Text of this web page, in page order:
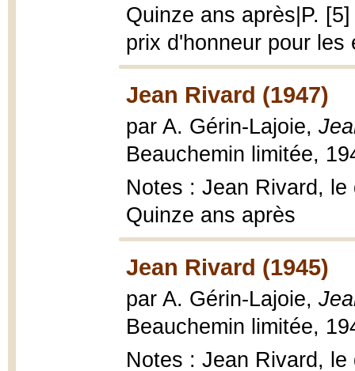
Quinze ans après|P.
prix d'honneur pour
Jean Rivard (1947)
par A. Gérin-Lajoie,
Beauchemin limitée,
Notes : Jean Rivard,
Quinze ans après
Jean Rivard (1945)
par A. Gérin-Lajoie,
Beauchemin limitée,
Notes : Jean Rivard,